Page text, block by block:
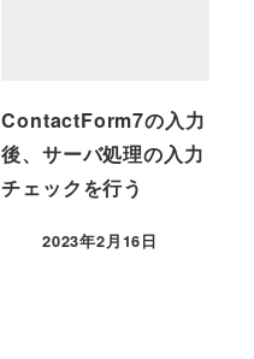
ContactForm7の入力
後、サーバ処理の入力
チェックを行う
2023年2月16日